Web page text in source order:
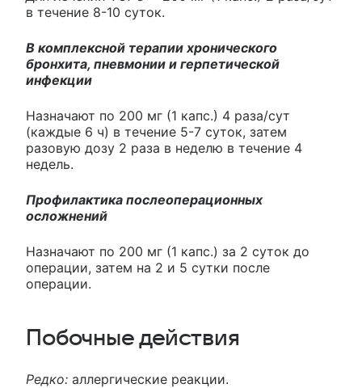
в течение 8-10 суток.
В комплексной терапии хронического
бронхита, пневмонии и герпетической
инфекции
Назначают по 200 мг (1 капс.) 4 раза/сут
(каждые 6 ч) в течение 5-7 суток, затем
разовую дозу 2 раза в неделю в течение 4
недель.
Профилактика послеоперационных
осложнений
Назначают по 200 мг (1 капс.) за 2 суток до
операции, затем на 2 и 5 сутки после
операции.
Побочные действия
Редко: аллергические реакции.